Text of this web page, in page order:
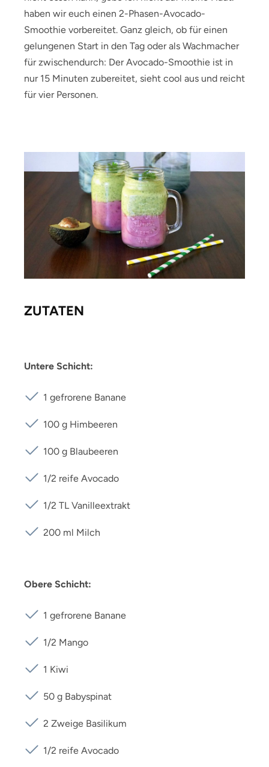
haben wir euch einen 2-Phasen-Avocado-
Smoothie vorbereitet. Ganz gleich, ob für einen
gelungenen Start in den Tag oder als Wachmacher
für zwischendurch: Der Avocado-Smoothie ist in
nur 15 Minuten zubereitet, sieht cool aus und reicht
für vier Personen.
ZUTATEN
Untere Schicht:
1 gefrorene Banane
100 g Himbeeren
100 g Blaubeeren
1/2 reife Avocado
1/2 TL Vanilleextrakt
200 ml Milch
Obere Schicht:
1 gefrorene Banane
1/2 Mango
1 Kiwi
50 g Babyspinat
2 Zweige Basilikum
1/2 reife Avocado